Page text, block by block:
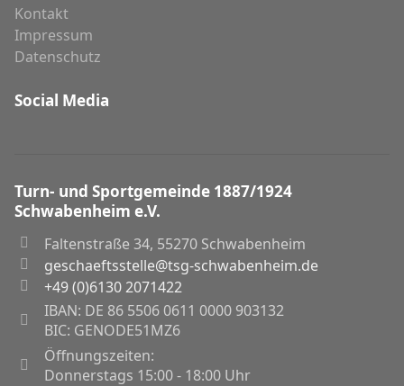
Kontakt
Impressum
Datenschutz
Social Media
Turn- und Sportgemeinde 1887/1924
Schwabenheim e.V.
Faltenstraße 34, 55270 Schwabenheim
geschaeftsstelle@tsg-schwabenheim.de
+49 (0)6130 2071422
IBAN: DE 86 5506 0611 0000 903132
BIC: GENODE51MZ6
Öffnungszeiten:
Donnerstags 15:00 - 18:00 Uhr